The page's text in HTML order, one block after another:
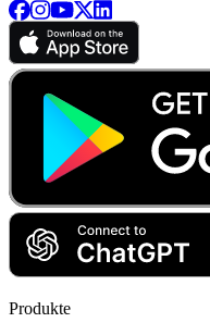
Produkte